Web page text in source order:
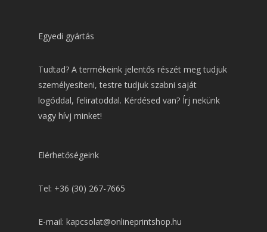
Egyedi gyártás
Tudtad? A termékeink jelentős részét meg tudjuk
személyesíteni, testre tudjuk szabni saját
logóddal, feliratoddal. Kérdésed van? Írj nekünk
vagy hívj minket!
Elérhetőségeink
Tel: +36 (30) 267-7665
E-mail: kapcsolat@onlineprintshop.hu